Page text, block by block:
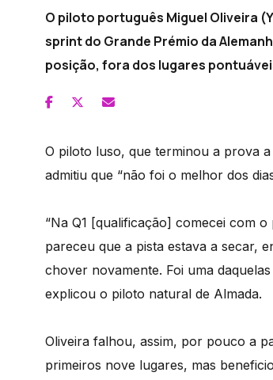
O piloto português Miguel Oliveira
sprint do Grande Prémio da
posição, fora dos lugares
O piloto luso, que terminou a prova
admitiu que “não foi o melhor dos
“Na Q1 [qualificação] comecei com
pareceu que a pista estava a secar,
chover novamente. Foi uma
explicou o piloto natural de Almada.
Oliveira falhou, assim, por pouco a
primeiros nove lugares, mas